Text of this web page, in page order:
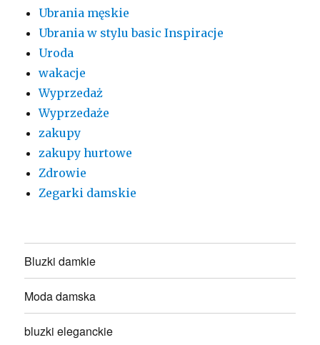
Ubrania męskie
Ubrania w stylu basic Inspiracje
Uroda
wakacje
Wyprzedaż
Wyprzedaże
zakupy
zakupy hurtowe
Zdrowie
Zegarki damskie
Bluzki damkie
Moda damska
bluzki eleganckie